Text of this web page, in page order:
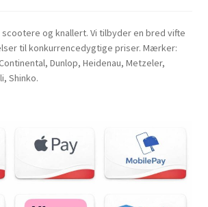
og knallert. Vi tilbyder en bred vifte
til konkurrencedygtige priser. Mærker:
Dunlop, Heidenau, Metzeler,
Shinko.